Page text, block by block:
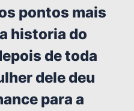
pontos mais
historia do
de toda
dele deu
para a